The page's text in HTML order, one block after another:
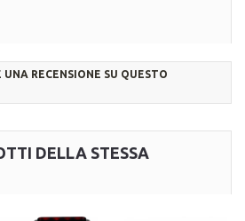
UNA RECENSIONE SU QUESTO
DELLA STESSA